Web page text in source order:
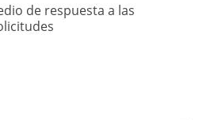
de respuesta a las